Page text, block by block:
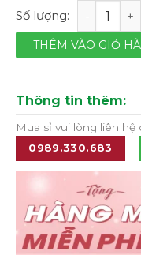
Sirô dưa hấu
THÊM VÀO GIỎ
Thông tin thêm:
Mua sỉ vui lòng liên hệ
0989.330.683